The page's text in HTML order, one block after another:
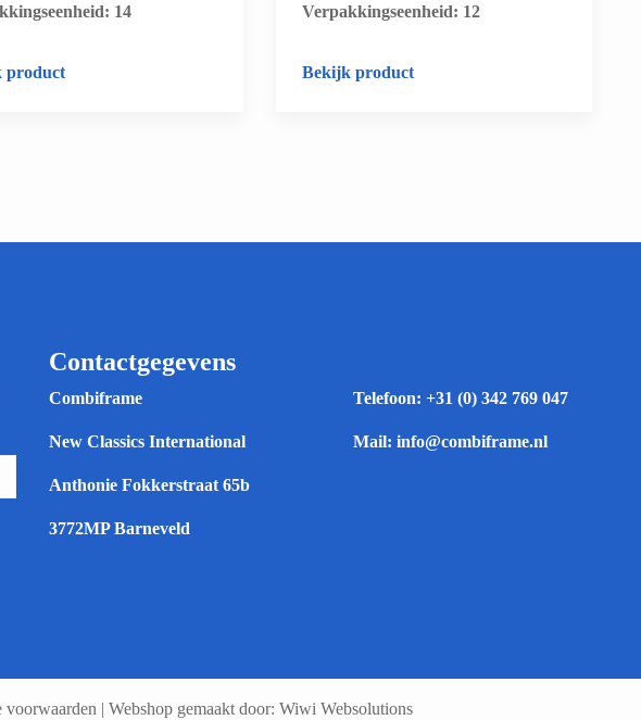
14
product
​Verpakkingseenheid: 12
Bekijk product
Contactgegevens
Combiframe
New Classics International
Anthonie Fokkerstraat 65b
3772MP Barneveld
Telefoon: +31 (0) 342 769 047
Mail: info@combiframe.nl
voorwaarden | Webshop gemaakt door: Wiwi Websolutions